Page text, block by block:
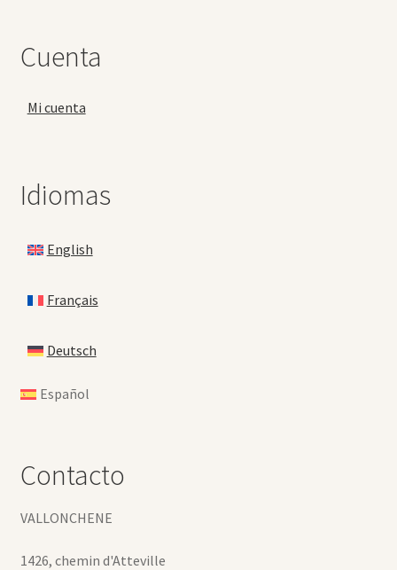
Cuenta
Mi cuenta
Idiomas
English
Français
Deutsch
Español
Contacto
VALLONCHENE
1426, chemin d'Atteville